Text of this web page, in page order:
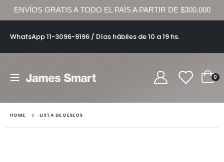
ENVÍOS GRATIS A TODO EL PAÍS A PARTIR DE $300.000
WhatsApp 11-3096-9196 / Días hábiles de 10 a 19 hs.
0
HOME LISTA DE DESEOS